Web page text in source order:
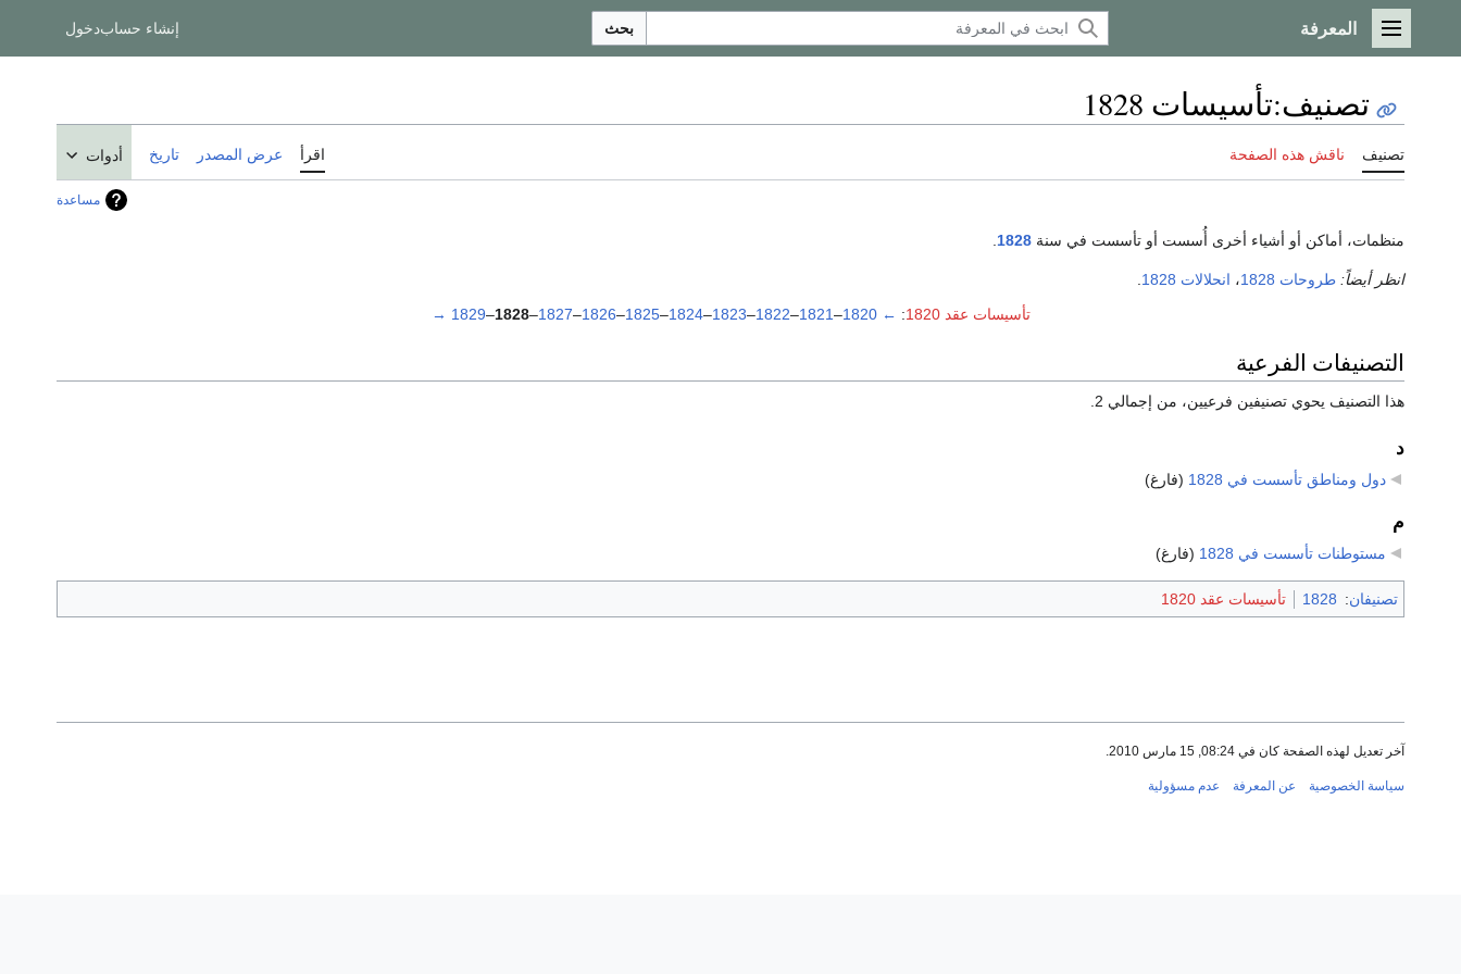
القائمة الرئيسية
المعرفة بحث إنشاء حسابدخول
تصنيف:تأسيسات 1828
تصنيف ناقش هذه الصفحة اقرأ عرض المصدر تاريخ أدوات
مساعدة
منظمات، أماكن أو أشياء أخرى أُسست أو تأسست في سنة 1828
انظر أيضاً: طروحات 1828 ، انحلالات 1828
تأسيسات عقد 1820
:
←
1820
–
1821
–
1822
–
1823
–
1824
–
1825
–
1826
–
1827
–
1828
–
1829
→
التصنيفات الفرعية
هذا التصنيف يحوي تصنيفين فرعيين، من إجمالي 2.
د
دول ومناطق تأسست في 1828 (فارغ)
م
مستوطنات تأسست في 1828 (فارغ)
تصنيفان:
1828 تأسيسات عقد 1820
آخر تعديل لهذه الصفحة كان في 08:24, 15 مارس 2010.
سياسة الخصوصية عن المعرفة عدم مسؤولية